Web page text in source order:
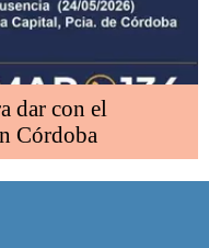
dar con el
Córdoba